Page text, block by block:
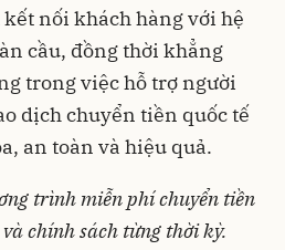
nối khách hàng với hệ
cầu, đồng thời khẳng
trong việc hỗ trợ người
dịch chuyển tiền quốc tế
an toàn và hiệu quả.
trình miễn phí chuyển tiền
chính sách từng thời kỳ.